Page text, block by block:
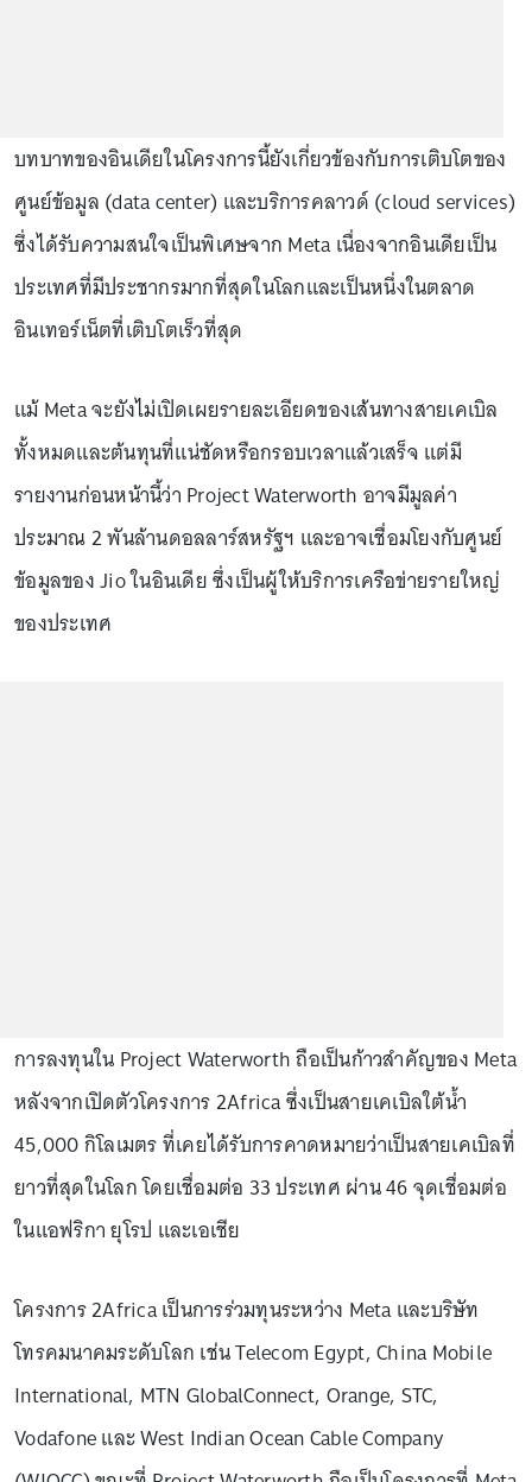
บทบาทของอินเดียในโครงการนี้ยังเกี่ยวข้องกับการเติบโตของ
ศูนย์ข้อมูล (data center) และบริการคลาวด์ (cloud services)
ซึ่งได้รับความสนใจเป็นพิเศษจาก Meta เนื่องจากอินเดียเป็น
ประเทศที่มีประชากรมากที่สุดในโลกและเป็นหนึ่งในตลาด
อินเทอร์เน็ตที่เติบโตเร็วที่สุด
แม้ Meta จะยังไม่เปิดเผยรายละเอียดของเส้นทางสายเคเบิล
ทั้งหมดและต้นทุนที่แน่ชัดหรือกรอบเวลาแล้วเสร็จ แต่มี
รายงานก่อนหน้านี้ว่า Project Waterworth อาจมีมูลค่า
ประมาณ 2 พันล้านดอลลาร์สหรัฐฯ และอาจเชื่อมโยงกับศูนย์
ข้อมูลของ Jio ในอินเดีย ซึ่งเป็นผู้ให้บริการเครือข่ายรายใหญ่
ของประเทศ
การลงทุนใน Project Waterworth ถือเป็นก้าวสำคัญของ Meta
หลังจากเปิดตัวโครงการ 2Africa ซึ่งเป็นสายเคเบิลใต้น้ำ
45,000 กิโลเมตร ที่เคยได้รับการคาดหมายว่าเป็นสายเคเบิลที่
ยาวที่สุดในโลก โดยเชื่อมต่อ 33 ประเทศ ผ่าน 46 จุดเชื่อมต่อ
ในแอฟริกา ยุโรป และเอเชีย
โครงการ 2Africa เป็นการร่วมทุนระหว่าง Meta และบริษัท
โทรคมนาคมระดับโลก เช่น Telecom Egypt, China Mobile
International, MTN GlobalConnect, Orange, STC,
Vodafone และ West Indian Ocean Cable Company